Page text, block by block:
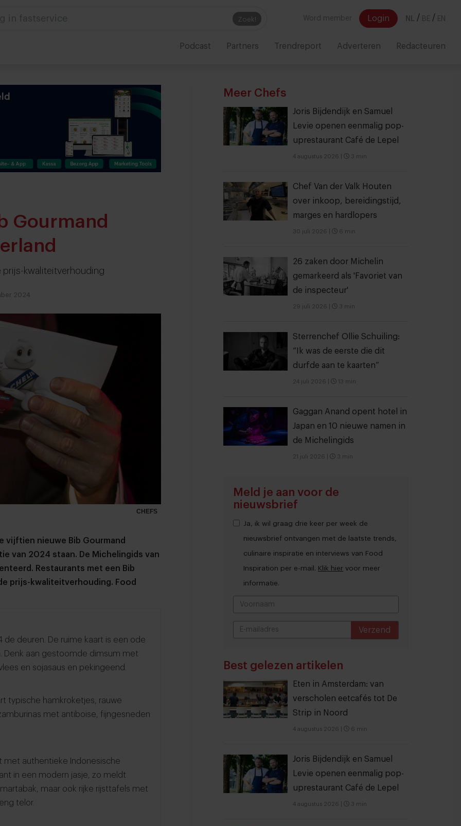
Zoek!
in foodservice Word member Login NL / BE / EN
Podcast Partners Trendreport Adverteren Redacteuren
Gourmand
prijs-kwaliteitverhouding
2024
CHEFS
vijftien nieuwe Bib Gourmand
van 2024 staan. De Michelingids van
Restaurants met een Bib
prijs-kwaliteitverhouding. Food
de deuren. De ruime kaart is een ode
Denk aan gestoomde dimsum met
en sojasaus en pekingeend.
typische hamkroketjes, rauwe
met antiboise, fijngesneden
met authentieke Indonesische
in een modern jasje, zo meldt
maar ook rijke rijsttafels met
telor.
Meer Chefs
Joris Bijdendijk en Samuel
Levie openen eenmalig pop-
uprestaurant Café de Lepel
4 augustus 2026 3 min
Chef Van der Valk Houten
over inkoop, bereidingstijd,
marges en hardlopers
30 juli 2026 6 min
26 zaken door Michelin
gemarkeerd als 'Favoriet van
de inspecteur'
29 juli 2026 3 min
Sterrenchef Ollie Schuiling:
“Ik was de eerste die dit
durfde aan te kaarten”
24 juli 2026 13 min
Gaggan Anand opent hotel in
Japan en 10 nieuwe namen in
de Michelingids
21 juli 2026 3 min
Meld je aan voor de
nieuwsbrief
Ja, ik wil graag drie keer per week de
nieuwsbrief ontvangen met de laatste trends,
culinaire inspiratie en interviews van Food
Inspiration per e-mail. Klik hier voor meer
informatie.
Verzend
Best gelezen artikelen
Eten in Amsterdam: van
verscholen eetcafés tot De
Strip in Noord
4 augustus 2026 6 min
Joris Bijdendijk en Samuel
Levie openen eenmalig pop-
uprestaurant Café de Lepel
4 augustus 2026 3 min